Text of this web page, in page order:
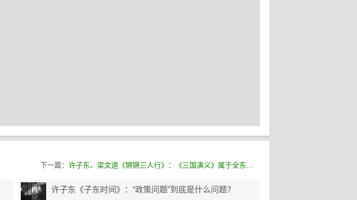
下一篇：许子东、梁文道《锵锵三人行》：《三国演义》属于全东亚文化
许子东《子东时间》：“政策问题”到底是什么问题？